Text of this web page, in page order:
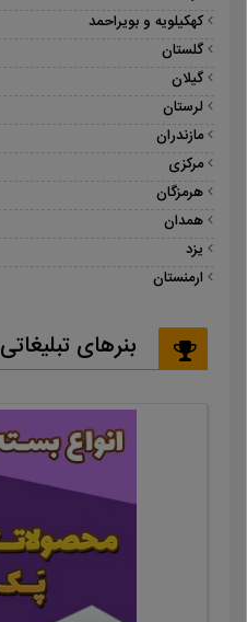
کهکیلویه و بویراحمد
گلستان
گیلان
لرستان
مازندران
مرکزی
هرمزگان
همدان
یزد
ارمنستان
بنرهای تبلیغاتی